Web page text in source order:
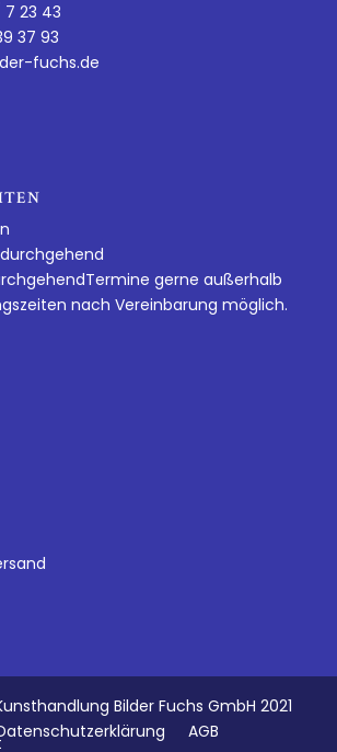
7 23 43
37 93
fuchs.de
durchgehend
gerne außerhalb
nach Vereinbarung möglich.
Bilder Fuchs GmbH 2021
AGB